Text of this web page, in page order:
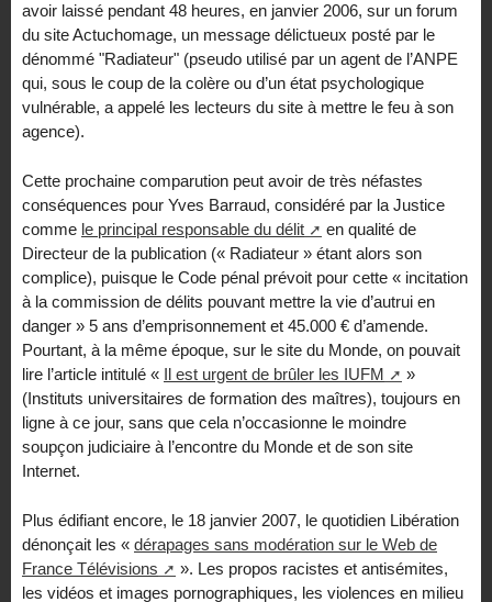
avoir laissé pendant 48 heures, en janvier 2006, sur un forum
du site Actuchomage, un message délictueux posté par le
dénommé "Radiateur" (pseudo utilisé par un agent de l’ANPE
qui, sous le coup de la colère ou d’un état psychologique
vulnérable, a appelé les lecteurs du site à mettre le feu à son
agence).
Cette prochaine comparution peut avoir de très néfastes
conséquences pour Yves Barraud, considéré par la Justice
comme le principal responsable du délit
en qualité de
Directeur de la publication (« Radiateur » étant alors son
complice), puisque le Code pénal prévoit pour cette « incitation
à la commission de délits pouvant mettre la vie d’autrui en
danger » 5 ans d’emprisonnement et 45.000 € d’amende.
Pourtant, à la même époque, sur le site du Monde, on pouvait
lire l’article intitulé « Il est urgent de brûler les IUFM
»
(Instituts universitaires de formation des maîtres), toujours en
ligne à ce jour, sans que cela n’occasionne le moindre
soupçon judiciaire à l’encontre du Monde et de son site
Internet.
Plus édifiant encore, le 18 janvier 2007, le quotidien Libération
dénonçait les « dérapages sans modération sur le Web de
France Télévisions
». Les propos racistes et antisémites,
les vidéos et images pornographiques, les violences en milieu